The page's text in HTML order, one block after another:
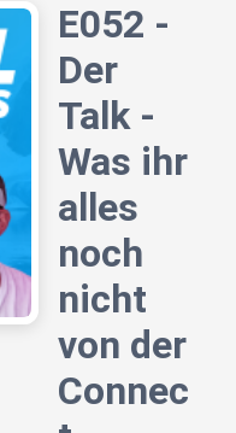
E052 -
Der
Talk -
Was ihr
alles
noch
nicht
von der
Connec